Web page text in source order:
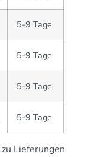
5-9 Tage
5-9 Tage
5-9 Tage
5-9 Tage
Lieferungen